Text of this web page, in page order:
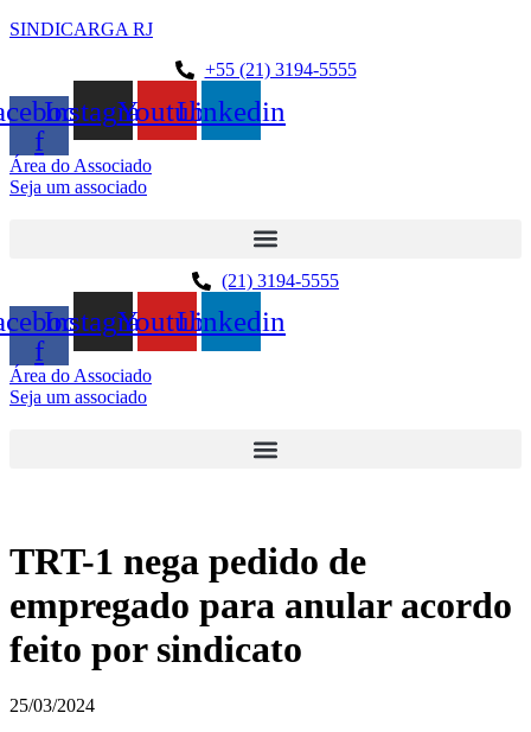
SINDICARGA RJ
+55 (21) 3194-5555
f
InstagramYoutubeLinkedin
Área do Associado
Seja um associado
(21) 3194-5555
f
InstagramYoutubeLinkedin
Área do Associado
Seja um associado
TRT-1 nega pedido de
empregado para anular acordo
feito por sindicato
25/03/2024